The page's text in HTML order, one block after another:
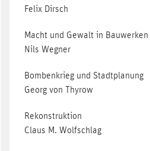
Felix Dirsch
Macht und Gewalt in Bauwerken
Nils Wegner
Bombenkrieg und Stadtplanung
Georg von Thyrow
Rekonstruktion
Claus M. Wolfschlag